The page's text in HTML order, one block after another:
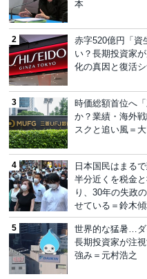
本
赤字520億円「資
い？長期投資家
化の真因と復活
時価総額首位へ
か？業績・海外
スクと追い風＝
日本国民はまる
半分近くを税金
り、30年の失政
せている＝鈴木
世界的な猛暑…ダ
長期投資家が注
強み＝元村浩之